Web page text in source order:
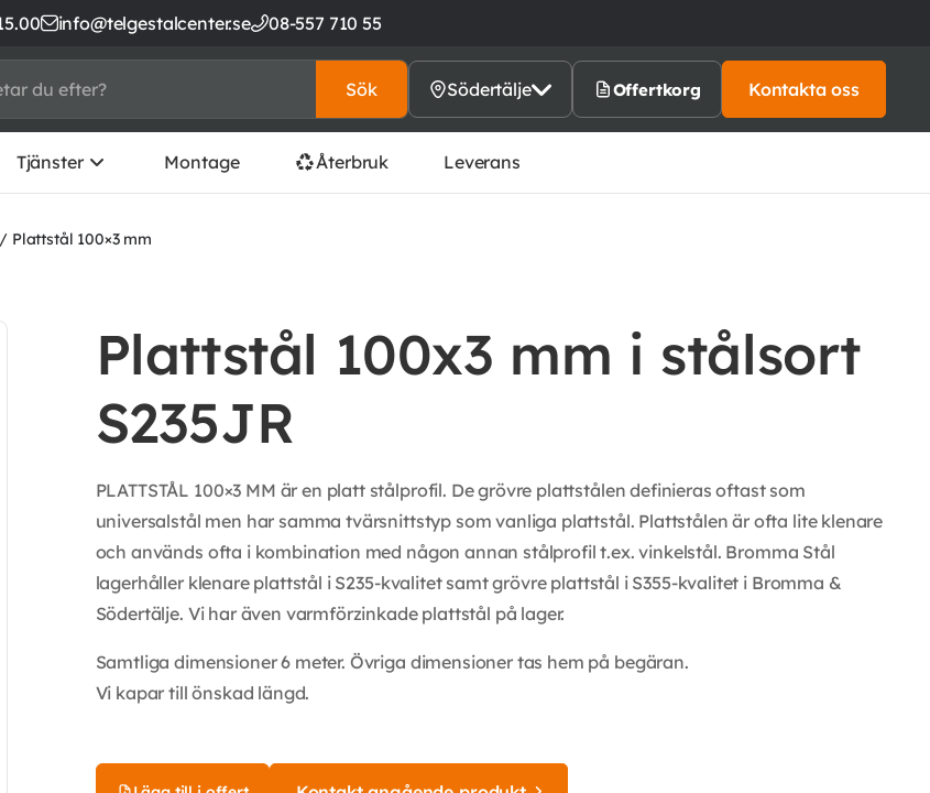
info@telgestalcenter.se 08-557 710 55
Sök Södertälje Offertkorg Kontakta oss
Tjänster Montage Återbruk Leverans
/ Plattstål 100×3 mm
Plattstål 100x3 mm i stålsort
S235JR
PLATTSTÅL 100×3 MM är en platt stålprofil. De grövre plattstålen definieras oftast som
universalstål men har samma tvärsnittstyp som vanliga plattstål. Plattstålen är ofta lite klenare
och används ofta i kombination med någon annan stålprofil t.ex. vinkelstål. Bromma Stål
lagerhåller klenare plattstål i S235-kvalitet samt grövre plattstål i S355-kvalitet i Bromma &
Södertälje. Vi har även varmförzinkade plattstål på lager.
Samtliga dimensioner 6 meter. Övriga dimensioner tas hem på begäran.
Vi kapar till önskad längd.